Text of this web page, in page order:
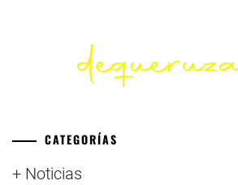
CATEGORÍAS
+ Noticias